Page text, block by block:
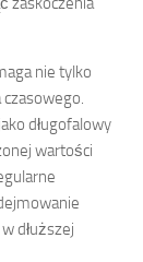
nie tylko
długofalowy
wartości
dłuższej